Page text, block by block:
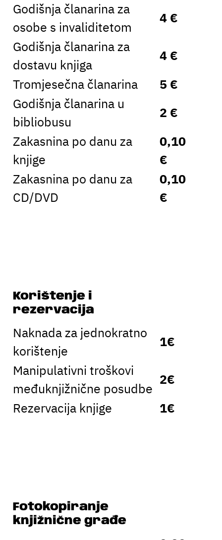
Godišnja članarina za
osobe s invaliditetom
4 €
Godišnja članarina za
dostavu knjiga
4 €
Tromjesečna članarina
5 €
Godišnja članarina u
bibliobusu
2 €
Zakasnina po danu za
knjige
0,10
€
Zakasnina po danu za
CD/DVD
0,10
€
Korištenje i
rezervacija
Naknada za jednokratno
korištenje
1€
Manipulativni troškovi
međuknjižnične posudbe
2€
Rezervacija knjige
1€
Fotokopiranje
knjižnične građe